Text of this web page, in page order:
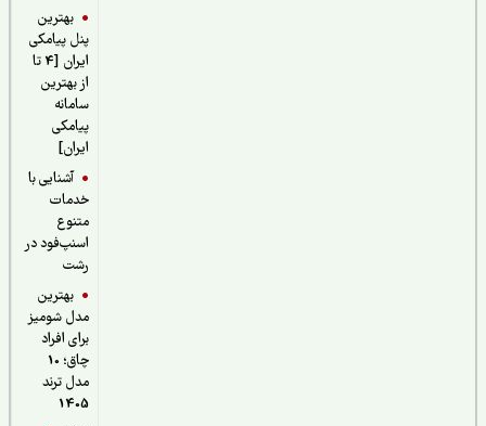
بهترین
پنل پیامکی
ایران [4 تا
از بهترین
سامانه
پیامکی
آشنایی با
خدمات
اسنپ‌فود در
بهترین
مدل شومیز
برای افراد
چاق؛ 10
مدل ترند